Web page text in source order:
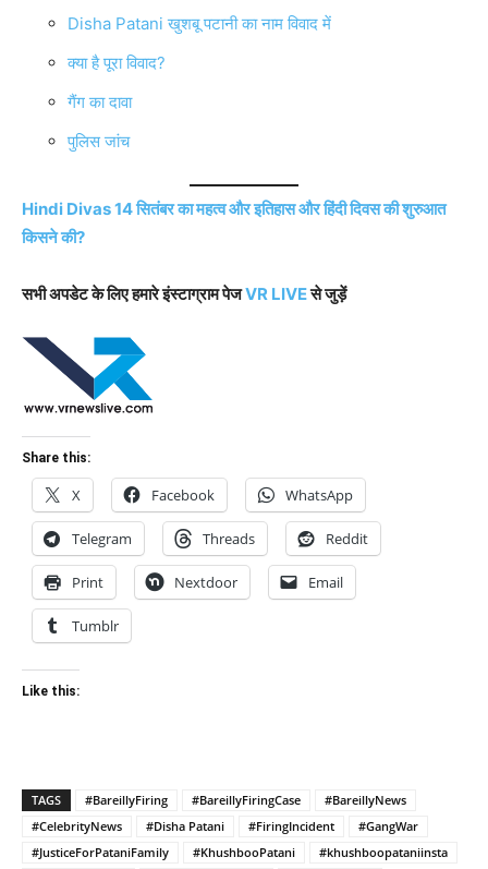
Disha Patani खुशबू पटानी का नाम विवाद में
क्या है पूरा विवाद?
गैंग का दावा
पुलिस जांच
Hindi Divas 14 सितंबर का महत्व और इतिहास और हिंदी दिवस की शुरुआत
किसने की?
सभी अपडेट के लिए हमारे इंस्टाग्राम पेजVR LIVEसे जुड़ें
Share this:
X Facebook WhatsApp
Telegram Threads Reddit
Print Nextdoor Email
Tumblr
Like this:
TAGS #BareillyFiring #BareillyFiringCase
#BareillyNews
#CelebrityNews
#Disha Patani #FiringIncident
#GangWar
#JusticeForPataniFamily
#KhushbooPatani
#khushboopataniinsta